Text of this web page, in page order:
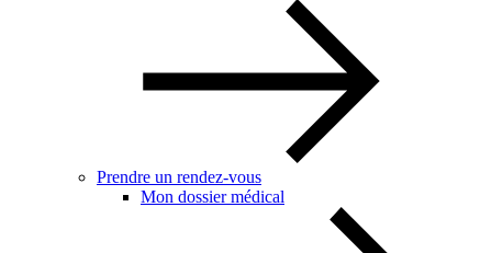
Prendre un rendez-vous
Mon dossier médical